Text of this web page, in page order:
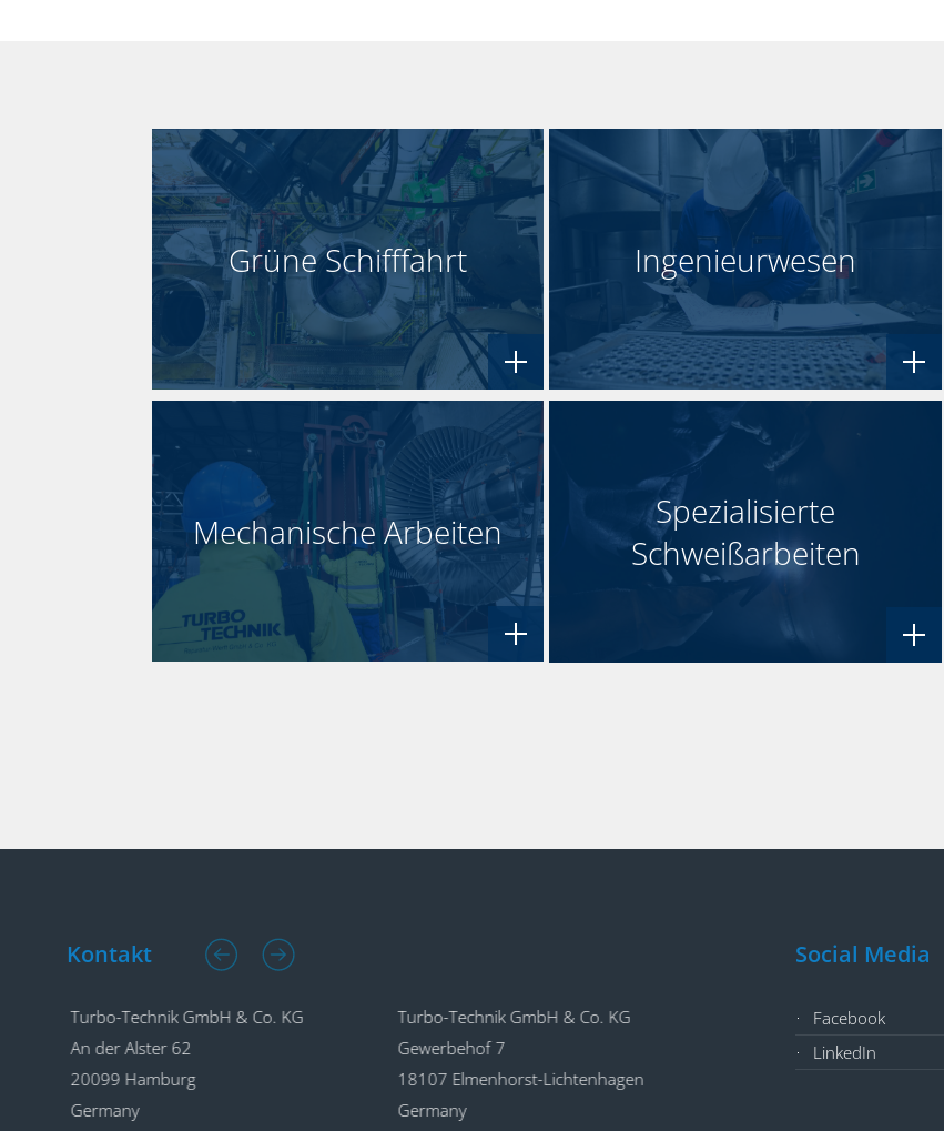
Grüne Schifffahrt Ingenieurwesen
Mechanische Arbeiten
Spezialisierte
Schweißarbeiten
Kontakt
Turbo-Technik GmbH & Co. KG
An der Alster 62
20099 Hamburg
Germany
Turbo-Technik GmbH & Co. KG
Gewerbehof 7
18107 Elmenhorst-Lichtenhagen
Germany
Turbo-Technik GmbH & Co. KG
Hannoversche Str. 11
Social Media
Facebook
LinkedIn